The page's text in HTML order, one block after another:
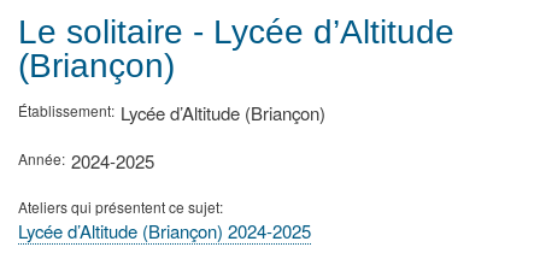
d'Ariane
Le solitaire - Lycée d’Altitude
(Briançon)
Établissement Lycée d’Altitude (Briançon)
Année 2024-2025
Ateliers qui présentent ce sujet
Lycée d’Altitude (Briançon) 2024-2025